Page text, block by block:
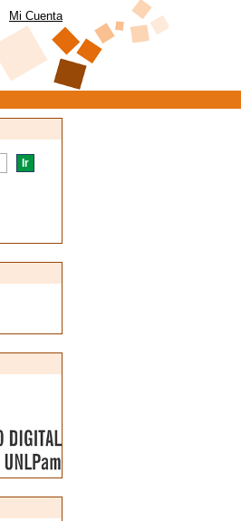
Mi Cuenta